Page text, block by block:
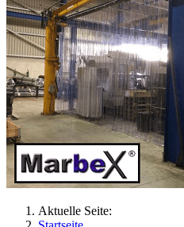
Aktuelle Seite: